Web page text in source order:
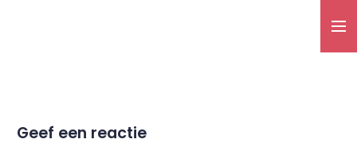
Geef een reactie